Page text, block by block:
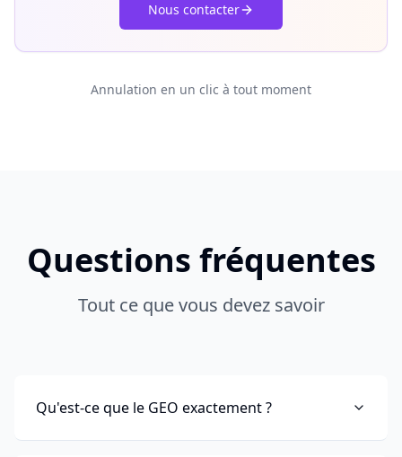
Nous contacter
Annulation en un clic à tout moment
Questions fréquentes
Tout ce que vous devez savoir
Qu'est-ce que le GEO exactement ?